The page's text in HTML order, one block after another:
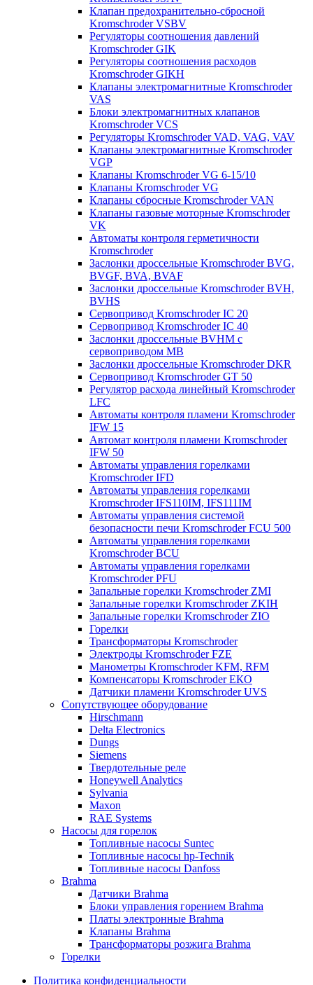
Клапан предохранительно-сбросной
Kromschroder VSBV
Регуляторы соотношения давлений
Kromschroder GIK
Регуляторы соотношения расходов
Kromschroder GIKH
Клапаны электромагнитные Kromschroder
VAS
Блоки электромагнитных клапанов
Kromschroder VCS
Регуляторы Kromschroder VAD, VAG, VAV
Клапаны электромагнитные Kromschroder
VGP
Клапаны Kromschroder VG 6-15/10
Клапаны Kromschroder VG
Клапаны сбросные Kromschroder VAN
Клапаны газовые моторные Kromschroder
VK
Автоматы контроля герметичности
Kromschroder
Заслонки дроссельные Kromschroder BVG,
BVGF, BVA, BVAF
Заслонки дроссельные Kromschroder BVH,
BVHS
Сервопривод Kromschroder IC 20
Сервопривод Kromschroder IC 40
Заслонки дроссельные BVHM с
сервоприводом МВ
Заслонки дроссельные Kromschroder DKR
Cервопривод Kromschroder GT 50
Регулятор расхода линейный Kromschroder
LFC
Автоматы контроля пламени Kromschroder
IFW 15
Автомат контроля пламени Kromschroder
IFW 50
Автоматы управления горелками
Kromschroder IFD
Автоматы управления горелками
Kromschroder IFS110IM, IFS111IM
Автоматы управления системой
безопасности печи Kromschroder FCU 500
Автоматы управления горелками
Kromschroder BCU
Автоматы управления горелками
Kromschroder PFU
Запальные горелки Kromschroder ZМI
Запальные горелки Kromschroder ZKIH
Запальные горелки Kromschroder ZIO
Горелки
Трансформаторы Kromschroder
Электроды Kromschroder FZE
Манометры Kromschroder KFM, RFM
Компенсаторы Kromschroder ЕКО
Датчики пламени Kromschroder UVS
Сопутствующее оборудование
Hirschmann
Delta Electronics
Dungs
Siemens
Твердотельные реле
Honeywell Analytics
Sylvania
Maxon
RAE Systems
Насосы для горелок
Топливные насосы Suntec
Топливные насосы hp-Technik
Топливные насосы Danfoss
Brahma
Датчики Brahma
Блоки управления горением Brahma
Платы электронные Brahma
Клапаны Brahma
Трансформаторы розжига Brahma
Горелки
Политика конфиденциальности